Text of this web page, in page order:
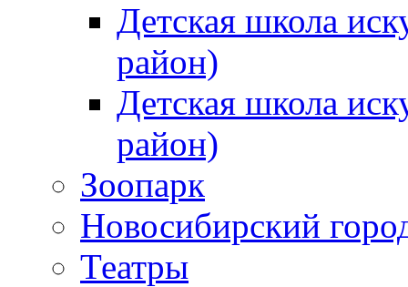
Детская школа
район)
Детская школа
район)
Зоопарк
Новосибирский
Театры